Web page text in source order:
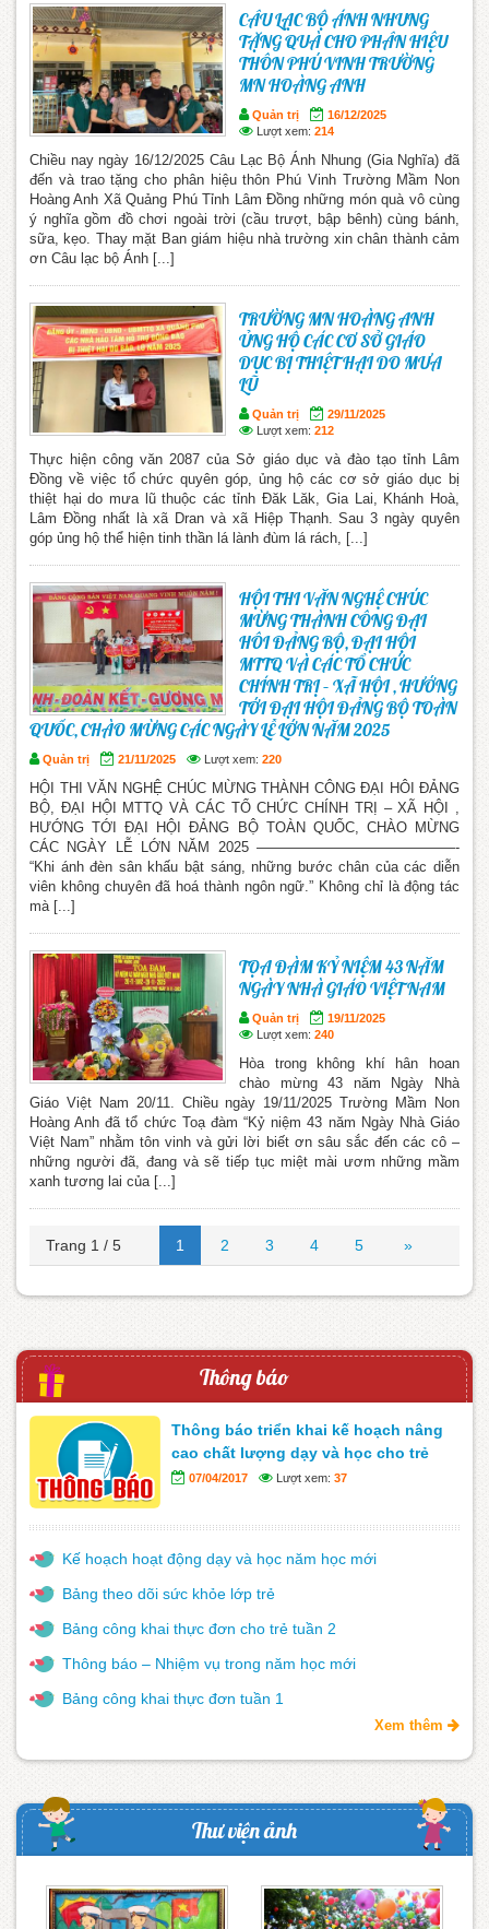
CÂU LẠC BỘ ÁNH NHUNG
TẶNG QUÀ CHO PHÂN HIỆU
THÔN PHÚ VINH TRƯỜNG
MN HOÀNG ANH
Quản trị
16/12/2025
Lượt xem: 214
Chiều nay ngày 16/12/2025 Câu Lạc Bộ Ánh Nhung (Gia Nghĩa) đã
đến và trao tặng cho phân hiệu thôn Phú Vinh Trường Mầm Non
Hoàng Anh Xã Quảng Phú Tỉnh Lâm Đồng những món quà vô cùng
ý nghĩa gồm đồ chơi ngoài trời (cầu trượt, bập bênh) cùng bánh,
sữa, kẹo. Thay mặt Ban giám hiệu nhà trường xin chân thành cảm
ơn Câu lạc bộ Ánh [...]
TRƯỜNG MN HOÀNG ANH
ỦNG HỘ CÁC CƠ SỞ GIÁO
DỤC BỊ THIỆT HẠI DO MƯA
LŨ
Quản trị
29/11/2025
Lượt xem: 212
Thực hiện công văn 2087 của Sở giáo dục và đào tạo tỉnh Lâm
Đồng về việc tổ chức quyên góp, ủng hộ các cơ sở giáo dục bị
thiệt hại do mưa lũ thuộc các tỉnh Đăk Lăk, Gia Lai, Khánh Hoà,
Lâm Đồng nhất là xã Dran và xã Hiệp Thạnh. Sau 3 ngày quyên
góp ủng hộ thể hiện tinh thần lá lành đùm lá rách, [...]
HỘI THI VĂN NGHỆ CHÚC
MỪNG THÀNH CÔNG ĐẠI
HÔI ĐẢNG BỘ, ĐẠI HỘI
MTTQ VÀ CÁC TỔ CHỨC
CHÍNH TRỊ – XÃ HỘI , HƯỚNG
TỚI ĐẠI HỘI ĐẢNG BỘ TOÀN
QUỐC, CHÀO MỪNG CÁC NGÀY LỄ LỚN NĂM 2025
Quản trị 21/11/2025 Lượt xem: 220
HỘI THI VĂN NGHỆ CHÚC MỪNG THÀNH CÔNG ĐẠI HÔI ĐẢNG
BỘ, ĐẠI HỘI MTTQ VÀ CÁC TỔ CHỨC CHÍNH TRỊ – XÃ HỘI ,
HƯỚNG TỚI ĐẠI HỘI ĐẢNG BỘ TOÀN QUỐC, CHÀO MỪNG
CÁC NGÀY LỄ LỚN NĂM 2025 ——————————————-
“Khi ánh đèn sân khấu bật sáng, những bước chân của các diễn
viên không chuyên đã hoá thành ngôn ngữ.” Không chỉ là động tác
mà [...]
TỌA ĐÀM KỶ NIỆM 43 NĂM
NGÀY NHÀ GIÁO VIỆT NAM
Quản trị
19/11/2025
Lượt xem: 240
Hòa trong không khí hân hoan
chào mừng 43 năm Ngày Nhà
Giáo Việt Nam 20/11. Chiều ngày 19/11/2025 Trường Mầm Non
Hoàng Anh đã tổ chức Toạ đàm “Kỷ niệm 43 năm Ngày Nhà Giáo
Việt Nam” nhằm tôn vinh và gửi lời biết ơn sâu sắc đến các cô –
những người đã, đang và sẽ tiếp tục miệt mài ươm những mầm
xanh tương lai của [...]
Trang 1 / 5 1 2 3 4 5 »
Thông báo
Thông báo triển khai kế hoạch nâng
cao chất lượng dạy và học cho trẻ
07/04/2017 Lượt xem: 37
Kế hoạch hoạt động dạy và học năm học mới
Bảng theo dõi sức khỏe lớp trẻ
Bảng công khai thực đơn cho trẻ tuần 2
Thông báo – Nhiệm vụ trong năm học mới
Bảng công khai thực đơn tuần 1
Xem thêm
Thư viện ảnh